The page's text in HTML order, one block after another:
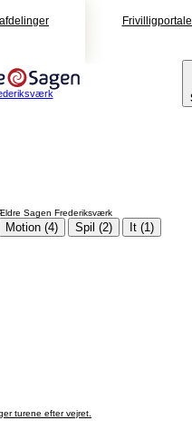
Sagen Frederiksværk
Motion (4) Spil (2) It (1)
turene efter vejret.